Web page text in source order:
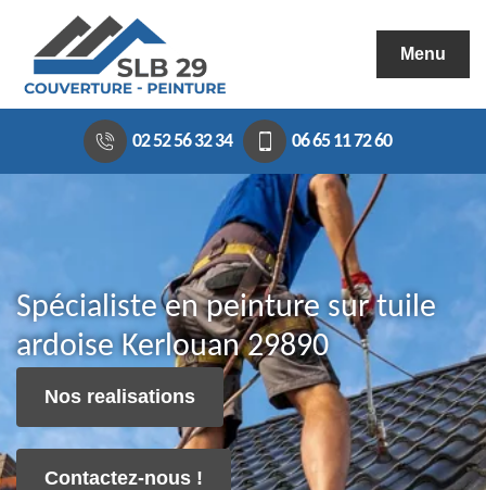
Menu
02 52 56 32 34 06 65 11 72 60
Spécialiste en peinture sur tuile
ardoise Kerlouan 29890
Nos realisations
Contactez-nous !